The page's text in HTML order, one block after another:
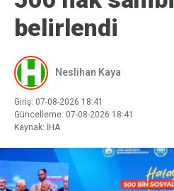
belirlendi
Neslihan Kaya
Giriş: 07-08-2026 18:41
Güncelleme: 07-08-2026 18:41
Kaynak: İHA